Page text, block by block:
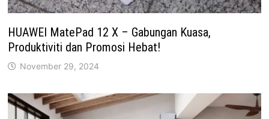
HUAWEI MatePad 12 X – Gabungan Kuasa,
Produktiviti dan Promosi Hebat!
November 29, 2024